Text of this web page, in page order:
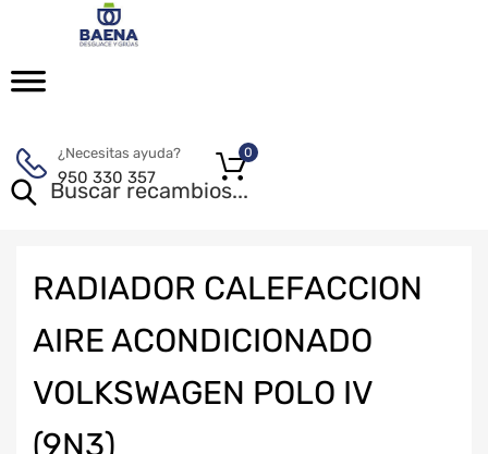
¿Necesitas ayuda?
950 330 357
0
RADIADOR CALEFACCION
AIRE ACONDICIONADO
VOLKSWAGEN POLO IV
(9N3)